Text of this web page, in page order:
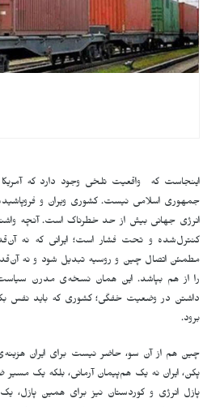
اینجاست که واقعیت تلخی وجود دارد که آمریکا
جمهوری اسلامی نیست. کشوری ویران و فروپاشیده
انرژی جهانی بیش از حد خطرناک است. آنچه
کنترل‌شده و تحت فشار است؛ ایرانی که نه
مطمئن اتصال چین و روسیه تبدیل شود و نه
را از هم بپاشد. این همان نسخه‌ی مدرن
داشتن در وضعیت خفگی؛ کشوری که باید نفس بکشد،
برود.
چین هم از آن سو، حاضر نیست برای ایران
پکن، ایران نه یک هم‌پیمان آرمانی، بلکه یک
پازل انرژی و کوردستان نیز برای همین پازل،